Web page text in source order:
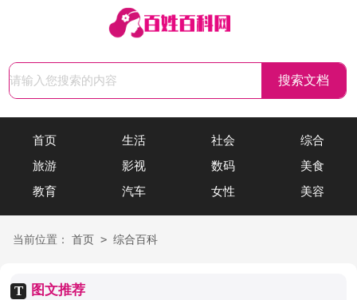
首页 生活 社会
综合
旅游
影视 数码
美食
教育
汽车 女性 美容
当前位置： 首页 > 综合百科
T 图文推荐